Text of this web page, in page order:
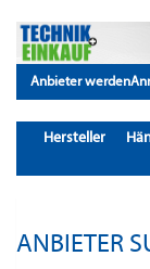
Anbieter werden
Hersteller
ANBIETER